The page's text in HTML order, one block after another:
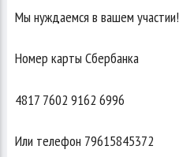
Мы нуждаемся в вашем участии!
Номер карты Сбербанка
4817 7602 9162 6996
Или телефон 79615845372